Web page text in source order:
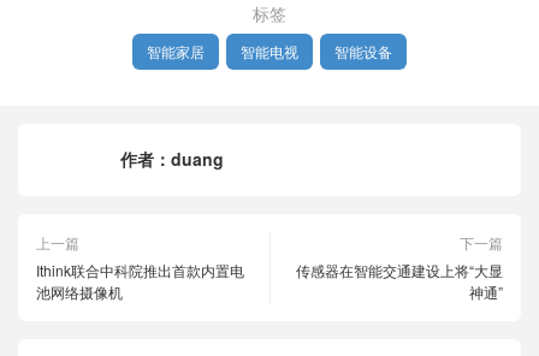
标签
智能家居 智能电视 智能设备
作者： duang
上一篇
Ithink联合中科院推出首款内置电
池网络摄像机
下一篇
传感器在智能交通建设上将“大显
神通”